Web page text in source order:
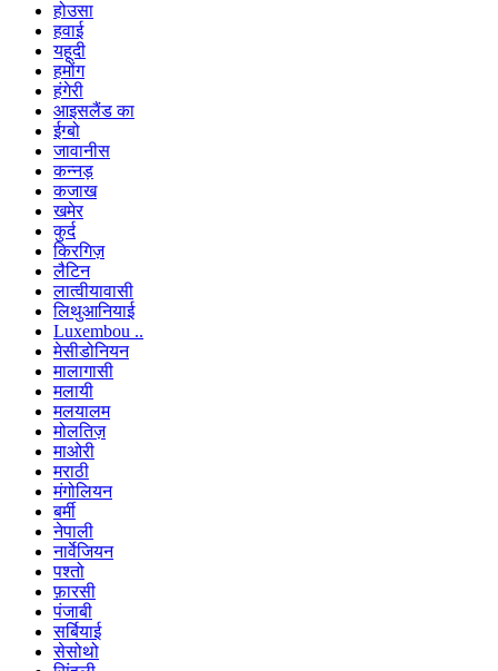
होउसा
हवाई
यहूदी
हमोंग
हंगेरी
आइसलैंड का
ईग्बो
जावानीस
कन्नड़
कजाख
खमेर
कुर्द
किरगिज़
लैटिन
लात्वीयावासी
लिथुआनियाई
Luxembou ..
मेसीडोनियन
मालागासी
मलायी
मलयालम
मोलतिज़
माओरी
मराठी
मंगोलियन
बर्मी
नेपाली
नार्वेजियन
पश्तो
फ़ारसी
पंजाबी
सर्बियाई
सेसोथो